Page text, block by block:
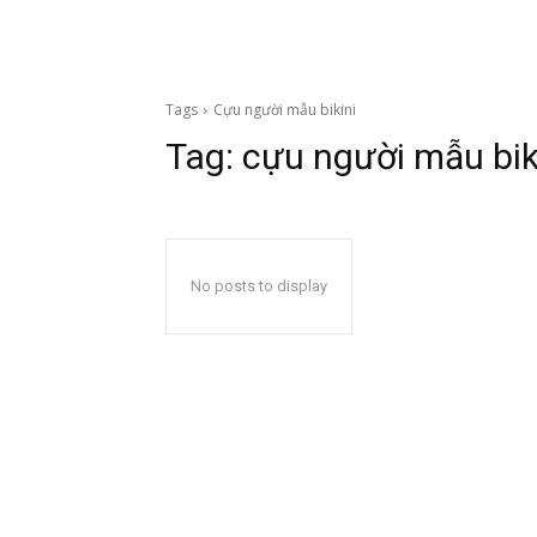
Tags Cựu người mẫu bikini
Tag: cựu người mẫu
No posts to display